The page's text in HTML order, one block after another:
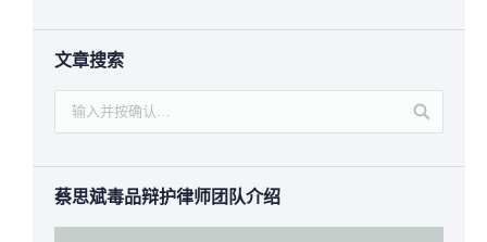
文章搜索
蔡思斌毒品辩护律师团队介绍